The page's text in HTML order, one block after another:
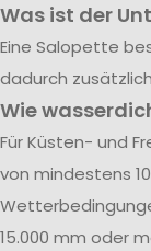
Was ist der
Eine Salopette
dadurch
Wie
Für Küsten- und
von mindestens
15.000 mm oder